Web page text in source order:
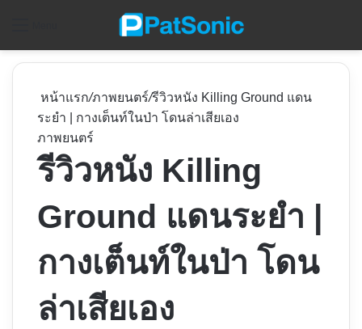
หน้าแรก/ภาพยนตร์/รีวิวหนัง Killing Ground แดน
ระยำ | กางเต็นท์ในป่า​ โดนล่าเสียเอง
ภาพยนตร์
รีวิวหนัง Killing
Ground แดนระยำ |
กางเต็นท์ในป่า​ โดน
ล่าเสียเอง